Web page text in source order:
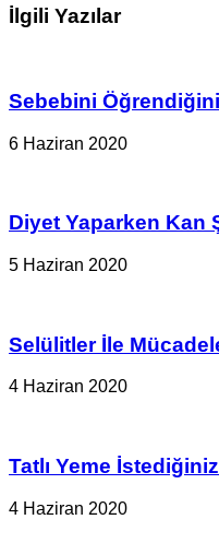
İlgili Yazılar
Sebebini
6 Haziran 2020
Diyet Yaparken Kan
5 Haziran 2020
Selülitler İle
4 Haziran 2020
Tatlı Yeme
4 Haziran 2020